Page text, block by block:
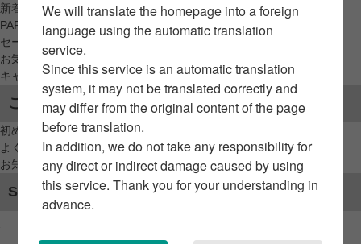
新着アイテムから探す
PARCO限定アイテムから探す
セールアイテムから探す
お気に入りから探す
キャンペーン/クーポン対象から探す
ご利用案内
初めてのお客様へ
よくあるご質問 / お問い合わせ
お知らせ
SNSアカウント
We will translate the homepage into a foreign
language using the automatic translation
service.
Since this service is an automatic translation
system, it may not be translated correctly and
may differ from the original content of the page
before translation.
In addition, we do not take any responsibility for
any direct or indirect damage caused by using
this service. Thank you for your understanding in
advance.